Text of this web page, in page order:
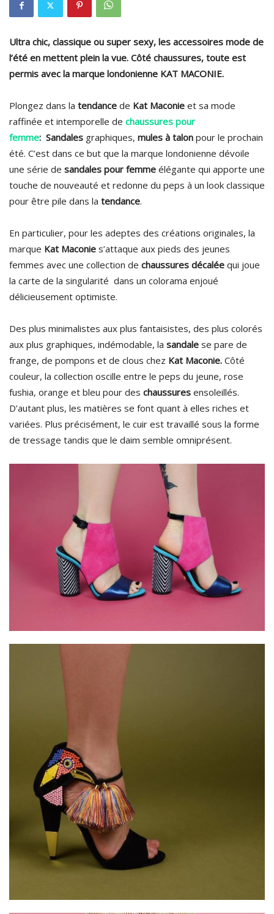
Ultra chic, classique ou super sexy, les accessoires mode de
l’été en mettent plein la vue. Côté chaussures, toute est
permis avec la marque londonienne KAT MACONIE.
Plongez dans la tendance de Kat Maconie et sa mode
raffinée et intemporelle de chaussures pour
femme: Sandales graphiques, mules à talon pour le prochain
été. C’est dans ce but que la marque londonienne dévoile
une série de sandales pour femme élégante qui apporte une
touche de nouveauté et redonne du peps à un look classique
pour être pile dans la tendance.
En particulier, pour les adeptes des créations originales, la
marque Kat Maconie s’attaque aux pieds des jeunes
femmes avec une collection de chaussures décalée qui joue
la carte de la singularité dans un colorama enjoué
délicieusement optimiste.
Des plus minimalistes aux plus fantaisistes, des plus colorés
aux plus graphiques, indémodable, la sandale se pare de
frange, de pompons et de clous chez Kat Maconie. Côté
couleur, la collection oscille entre le peps du jeune, rose
fushia, orange et bleu pour des chaussures ensoleillés.
D’autant plus, les matières se font quant à elles riches et
variées. Plus précisément, le cuir est travaillé sous la forme
de tressage tandis que le daim semble omniprésent.